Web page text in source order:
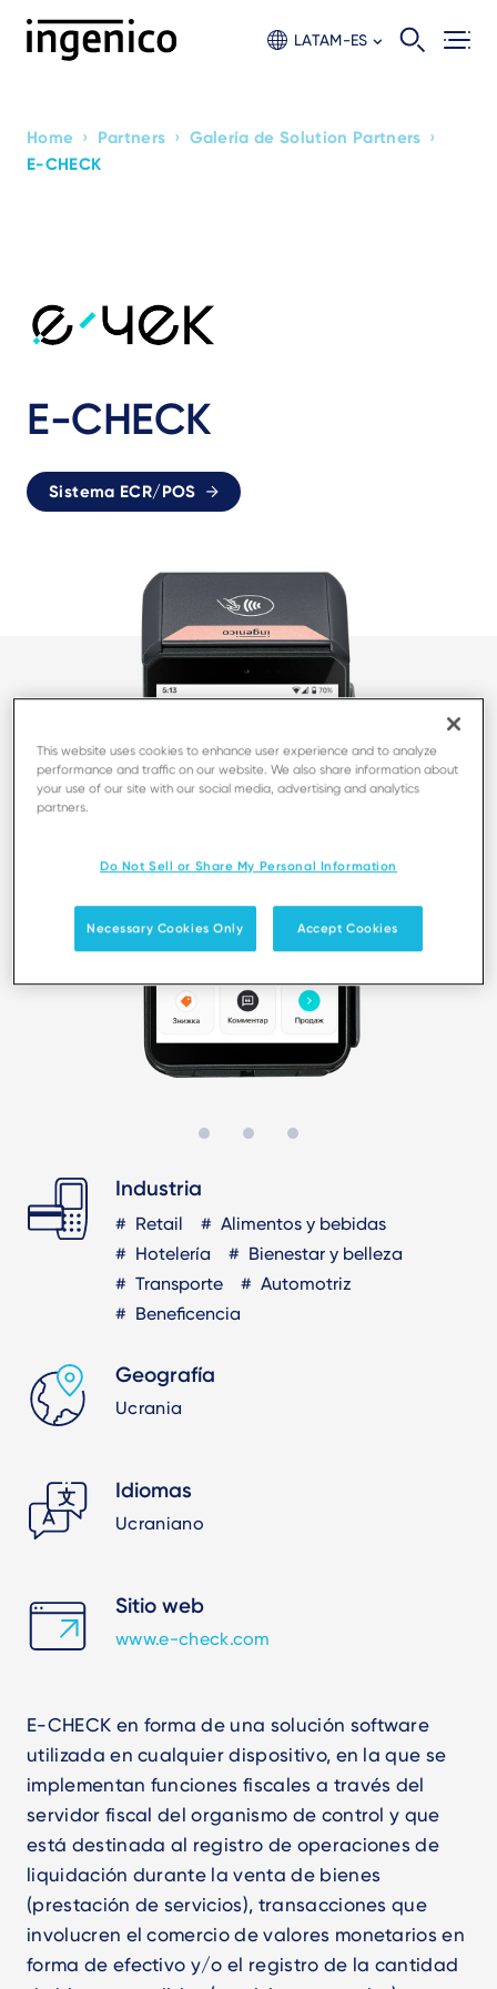
LATAM-ES
Breadcrumb
Home › Partners › Galería de Solution Partners ›
E-CHECK
E-CHECK
Sistema ECR/POS
Industria
Retail
Alimentos y bebidas
Hotelería
Bienestar y belleza
Transporte
Automotriz
Beneficencia
Geografía
Ucrania
Idiomas
Ucraniano
Sitio web
www.e-check.com
E-CHECK en forma de una solución software
utilizada en cualquier dispositivo, en la que se
implementan funciones fiscales a través del
servidor fiscal del organismo de control y que
está destinada al registro de operaciones de
liquidación durante la venta de bienes
(prestación de servicios), transacciones que
involucren el comercio de valores monetarios en
forma de efectivo y/o el registro de la cantidad
This website uses cookies to enhance user experience and to analyze
performance and traffic on our website. We also share information about
your use of our site with our social media, advertising and analytics
partners.
Do Not Sell or Share My Personal Information
Necessary Cookies Only Accept Cookies